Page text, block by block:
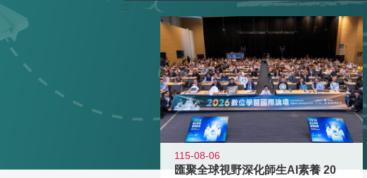
:::
115-08-06
匯聚全球視野深化師生AI素養 20